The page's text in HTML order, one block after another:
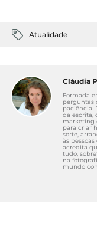
Atualidade
Cláudia
Formada
perguntas
paciência.
da escrita,
marketing
para criar
sorte,
às
acredita
tudo,
na
mundo